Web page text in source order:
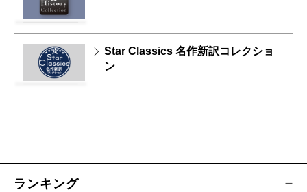
Star Classics 名作新訳コレクショ
ン
ランキング